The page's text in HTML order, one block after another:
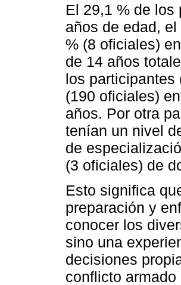
El 29,1 % de los
años de edad,
% (8 oficiales)
de 14 años
los participantes
(190 oficiales)
años. Por otra
tenían un nivel
de
(3 oficiales) de
Esto significa
preparación y
conocer los
sino una
decisiones
conflicto